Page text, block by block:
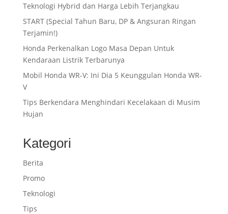
Teknologi Hybrid dan Harga Lebih Terjangkau
START (Special Tahun Baru, DP & Angsuran Ringan
Terjamin!)
Honda Perkenalkan Logo Masa Depan Untuk
Kendaraan Listrik Terbarunya
Mobil Honda WR-V: Ini Dia 5 Keunggulan Honda WR-
V
Tips Berkendara Menghindari Kecelakaan di Musim
Hujan
Kategori
Berita
Promo
Teknologi
Tips